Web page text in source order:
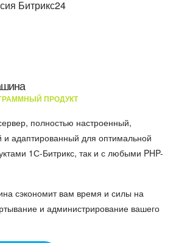
ПРОДУКТ
полностью настроенный,
и адаптированный для оптимальной
1С-Битрикс, так и с любыми PHP-
сэкономит вам время и силы на
и администрирование вашего